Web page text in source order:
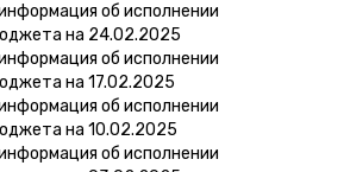
об исполнении
на 24.02.2025
об исполнении
на 17.02.2025
об исполнении
на 10.02.2025
об исполнении